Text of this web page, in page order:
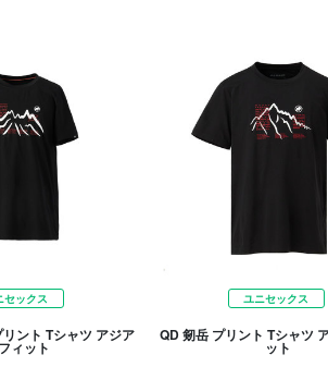
セックス
ント Tシャツ アジア
ィット
ユニセックス
QD 剱岳 プリント Tシャツ
ット